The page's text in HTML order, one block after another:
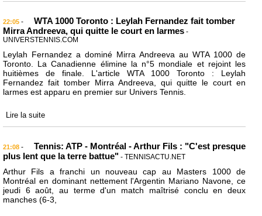
22:05 -
WTA 1000 Toronto : Leylah Fernandez fait tomber
Mirra Andreeva, qui quitte le court en larmes -
UNIVERSTENNIS.COM
Leylah Fernandez a dominé Mirra Andreeva au WTA 1000 de
Toronto. La Canadienne élimine la n°5 mondiale et rejoint les
huitièmes de finale. L'article WTA 1000 Toronto : Leylah
Fernandez fait tomber Mirra Andreeva, qui quitte le court en
larmes est apparu en premier sur Univers Tennis.
Lire la suite
21:08 -
Tennis: ATP - Montréal - Arthur Fils : "C'est presque
plus lent que la terre battue" - TENNISACTU.NET
Arthur Fils a franchi un nouveau cap au Masters 1000 de
Montréal en dominant nettement l'Argentin Mariano Navone, ce
jeudi 6 août, au terme d'un match maîtrisé conclu en deux
manches (6-3,